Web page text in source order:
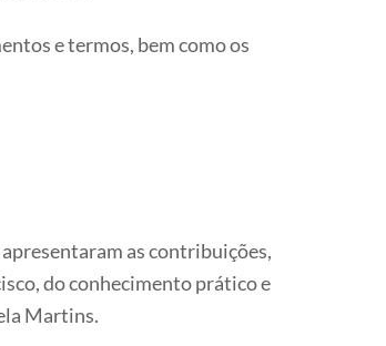
e termos, bem como os
as contribuições,
do conhecimento prático e
Martins.